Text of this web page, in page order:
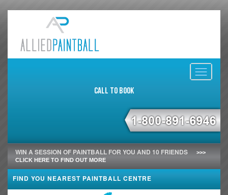
Toggle
Call to Book
WIN A SESSION OF PAINTBALL FOR YOU AND 10 FRIENDS
>>>
CLICK HERE TO FIND OUT MORE
FIND YOU NEAREST PAINTBALL CENTRE